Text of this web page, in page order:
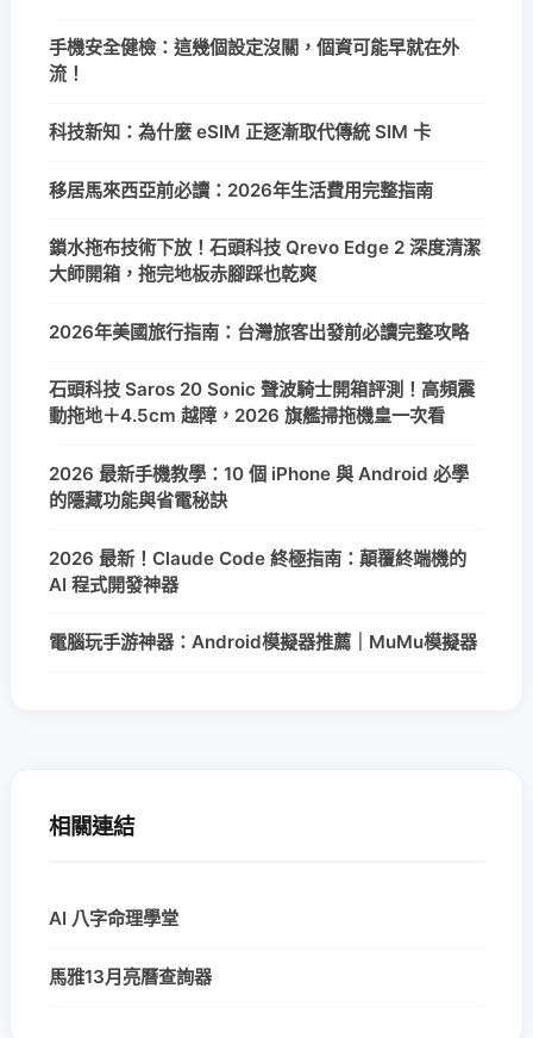
手機安全健檢：這幾個設定沒關，個資可能早就在外
流！
科技新知：為什麼 eSIM 正逐漸取代傳統 SIM 卡
移居馬來西亞前必讀：2026年生活費用完整指南
鎖水拖布技術下放！石頭科技 Qrevo Edge 2 深度清潔
大師開箱，拖完地板赤腳踩也乾爽
2026年美國旅行指南：台灣旅客出發前必讀完整攻略
石頭科技 Saros 20 Sonic 聲波騎士開箱評測！高頻震
動拖地＋4.5cm 越障，2026 旗艦掃拖機皇一次看
2026 最新手機教學：10 個 iPhone 與 Android 必學
的隱藏功能與省電秘訣
2026 最新！Claude Code 終極指南：顛覆終端機的
AI 程式開發神器
電腦玩手游神器：Android模擬器推薦｜MuMu模擬器
相關連結
AI 八字命理學堂
馬雅13月亮曆查詢器